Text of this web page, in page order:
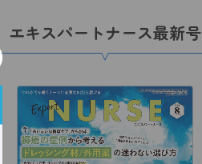
エキスパートナース最新号